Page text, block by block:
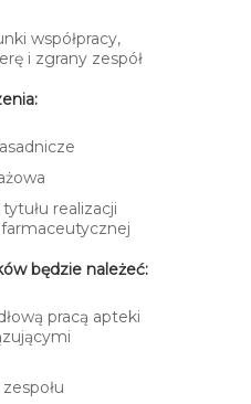
współpracy,
i zgrany zespół
realizacji
będzie należeć:
pracą apteki